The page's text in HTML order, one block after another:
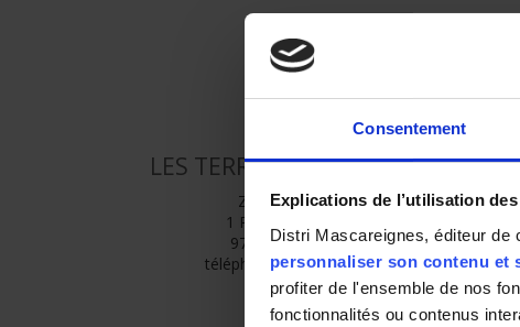
Consentement
Explications de l’utilisation
Distri Mascareignes, éditeur
personnaliser son contenu et
profiter de l'ensemble de nos
fonctionnalités ou contenus
LES TERRASS SAINT JOSEPH
ZAC Les Terrass,
1 Rue Achile MALET,
97480 Saint-Joseph
téléphone : 02 62 54 65 35